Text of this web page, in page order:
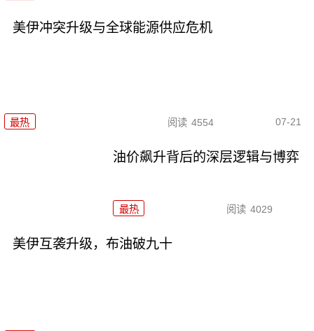
美伊冲突升级与全球能源供应危机
最热 阅读 4554 07-21
油价飙升背后的深层逻辑与博弈
最热 阅读 4029
美伊互袭升级，布油破九十